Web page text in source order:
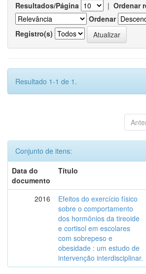
Resultados/Página | Ordenar
Ordenar
Registro(s)
Resultado 1-1 de 1.
Conjunto de itens:
Data do
documento
Título
2016
Efeitos do exercício físico
sobre o comportamento
dos hormônios da tireoide
e cortisol em escolares
com sobrepeso e
obesidade : um estudo de
intervenção interdisciplinar.